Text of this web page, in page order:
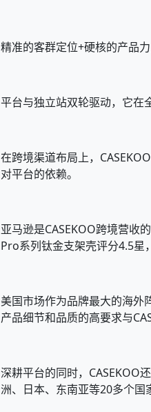
精准的客群定位+硬核的产品
平台与独立站双轮驱动，它在
在跨境渠道布局上，
对平台的依赖。
亚马逊是CASEKOO跨境营收
Pro系列钛金支架壳评分4.5星
美国市场作为品牌最大的海外
产品细节和品质的高要求与
深耕平台的同时，CASEKOO
洲、日本、东南亚等20多个国